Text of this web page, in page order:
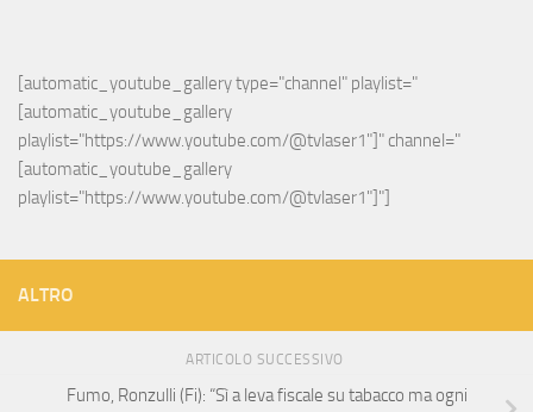
[automatic_youtube_gallery type="channel" playlist="
[automatic_youtube_gallery
playlist="https://www.youtube.com/@tvlaser1"]" channel="
[automatic_youtube_gallery
playlist="https://www.youtube.com/@tvlaser1"]"]
ALTRO
ARTICOLO SUCCESSIVO
Fumo, Ronzulli (Fi): “Sì a leva fiscale su tabacco ma ogni